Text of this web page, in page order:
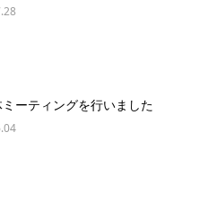
ーティングを行いました